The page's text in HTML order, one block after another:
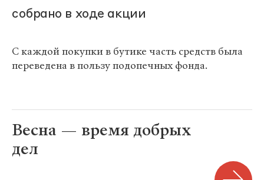
собрано в ходе акции
С каждой покупки в бутике часть средств была
переведена в пользу подопечных фонда.
Весна — время добрых
дел